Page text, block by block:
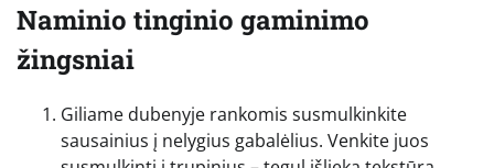
Naminio tinginio gaminimo
žingsniai
Giliame dubenyje rankomis susmulkinkite
sausainius į nelygius gabalėlius. Venkite juos